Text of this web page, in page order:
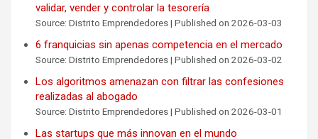
validar, vender y controlar la tesorería
Source: Distrito Emprendedores Published on 2026-03-03
6 franquicias sin apenas competencia en el mercado
Source: Distrito Emprendedores Published on 2026-03-02
Los algoritmos amenazan con filtrar las confesiones
realizadas al abogado
Source: Distrito Emprendedores Published on 2026-03-01
Las startups que más innovan en el mundo